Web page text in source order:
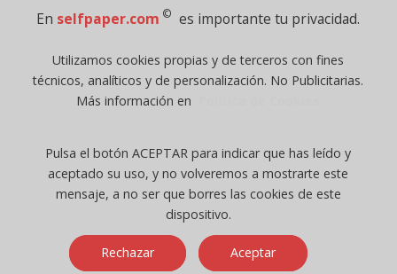
Todos los derechos reservados
©selfpaper.com, y las webs de ©gruposelfpaper.org están gestionadas, y
Registro Mercantil de Valencia ( España ) CEE:
Tomo 7263, Libro 4565, Folio 1, Sección 8, Hoja V-85203.
Móvil / Tablet - Bot mozilla/5.0 (linux; android 14; pixel 8)
applewebkit/537.36 (khtml, like gecko) chrome/131.0.0.0 mobile
En selfpaper.com © es importante tu privacidad.
Utilizamos cookies propias y de terceros con fines
técnicos, analíticos y de personalización. No Publicitarias.
Más información en
Pulsa el botón ACEPTAR para indicar que has leído y
aceptado su uso, y no volveremos a mostrarte este
mensaje, a no ser que borres las cookies de este
dispositivo.
Rechazar Aceptar